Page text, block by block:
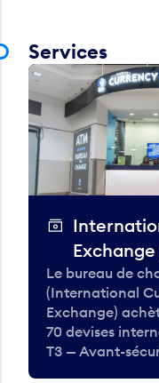
Services
Exchange
Le bureau de
(International
Exchange)
70 devises
T3 — Avant-